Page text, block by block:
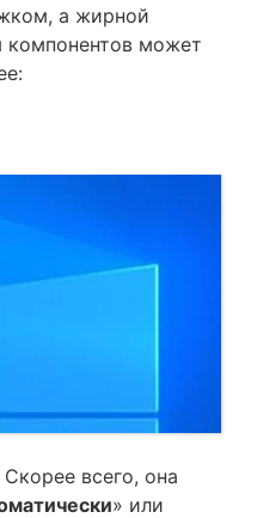
а жирной
компонентов может
всего, она
» или